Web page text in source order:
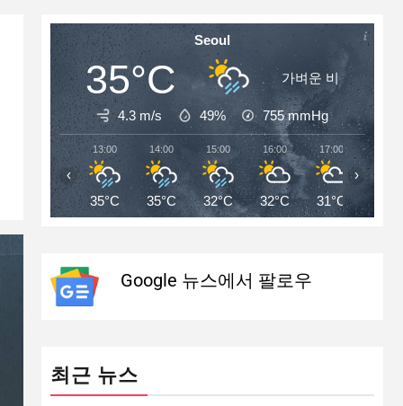
Seoul
35°C 가벼운 비
4.3 m/s 49% 755mmHg
13:00
35°C
14:00
35°C
15:00
32°C
16:00
32°C
17:00
31°C
‹ ›
Google 뉴스에서 팔로우
최근 뉴스